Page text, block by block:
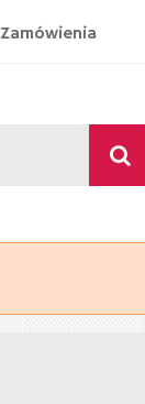
Zamówienia